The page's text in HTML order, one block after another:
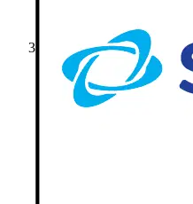
Notícias do Setor